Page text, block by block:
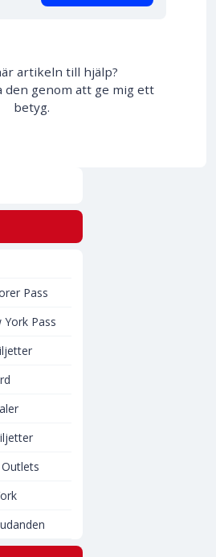
artikeln till hjälp?
den genom att ge mig ett
betyg.
Pass
Pass